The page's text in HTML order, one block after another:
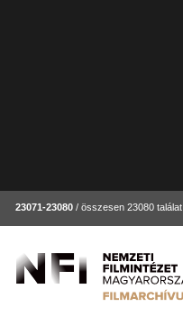
23071-23080 / összesen 23080 találat